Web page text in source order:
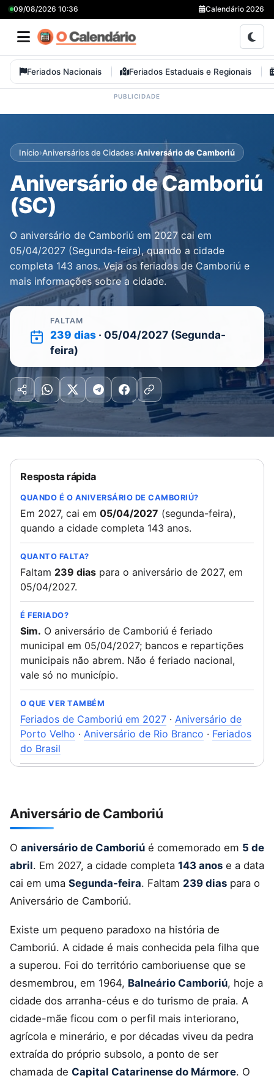
09/08/2026 10:36 Calendário 2026
Feriados Nacionais Feriados Estaduais e Regionais
Início›Aniversários de Cidades›Aniversário de Camboriú
Aniversário de Camboriú
(SC)
O aniversário de Camboriú em 2027 cai em
05/04/2027 (Segunda-feira), quando a cidade
completa 143 anos. Veja os feriados de Camboriú e
mais informações sobre a cidade.
FALTAM
239 dias · 05/04/2027 (Segunda-
feira)
Resposta rápida
QUANDO É O ANIVERSÁRIO DE CAMBORIÚ?
Em 2027, cai em 05/04/2027 (segunda-feira),
quando a cidade completa 143 anos.
QUANTO FALTA?
Faltam 239 dias para o aniversário de 2027, em
05/04/2027.
É FERIADO?
Sim. O aniversário de Camboriú é feriado
municipal em 05/04/2027; bancos e repartições
municipais não abrem. Não é feriado nacional,
vale só no município.
O QUE VER TAMBÉM
Feriados de Camboriú em 2027 · Aniversário de
Porto Velho · Aniversário de Rio Branco · Feriados
do Brasil
Aniversário de Camboriú
O aniversário de Camboriú é comemorado em 5 de
abril. Em 2027, a cidade completa 143 anos e a data
cai em uma Segunda-feira. Faltam 239 dias para o
Aniversário de Camboriú.
Existe um pequeno paradoxo na história de
Camboriú. A cidade é mais conhecida pela filha que
a superou. Foi do território camboriuense que se
desmembrou, em 1964, Balneário Camboriú, hoje a
cidade dos arranha-céus e do turismo de praia. A
cidade-mãe ficou com o perfil mais interiorano,
agrícola e minerário, e por décadas viveu da pedra
extraída do próprio subsolo, a ponto de ser
chamada de Capital Catarinense do Mármore. O